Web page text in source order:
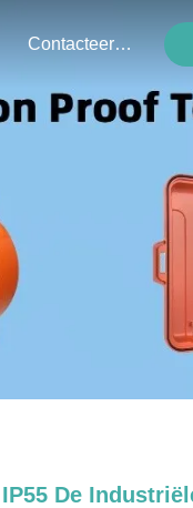
Contacteer Ons
IP55 De